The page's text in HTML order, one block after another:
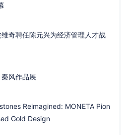
奇聘任陈元兴为经济管理人才战
风作品展
Reimagined: MONETA Pion
Gold Design